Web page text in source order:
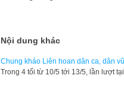
Nội dung khác
Chung khảo Liên hoan dân ca, dân
Trong 4 tối từ 10/5 tới 13/5, lần lượt